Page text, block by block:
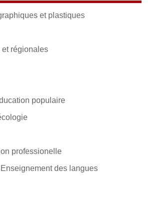
et plastiques
régionales
populaire
professionelle
des langues